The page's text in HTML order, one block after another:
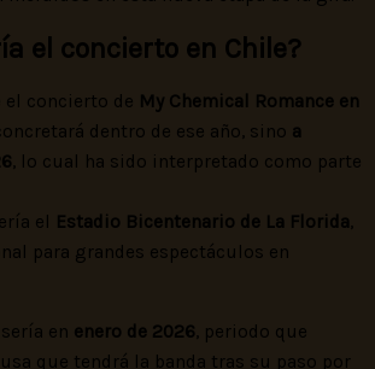
el concierto en Chile?
el concierto de My Chemical Romance en
dentro de ese año, sino a
, lo cual ha sido interpretado como parte
el
Estadio Bicentenario de La Florida,
para grandes espectáculos en
en enero de 2026, periodo que
que tendrá la banda tras su paso por